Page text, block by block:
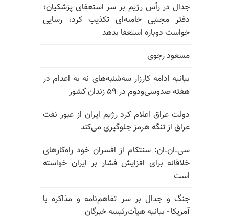
جدال در رأس رژیم بر سر استعفای پزشکیان؛
دفتر مجتبی خامنه‌ای تکذیب کرد، رسایی
خواست دوباره استعفا بدهد
مسعود رجوی
بیانیه ادامه کارزار سه‌شنبه‌های نه به اعدام در
هفته صدوسی‌و‌دوم در ۵۹ زندان کشور
دولت عراق اعلام کرد رژیم ایران از عبور نفت
عراق از تنگه هرمز جلوگیری می‌کند
سی.ان.ان: سنتکام از افسران خود راه‌کارهای
خلاقانه برای افزایش فشار بر ایران خواسته
است
جنگ و جدال بر سر تفاهم‌نامه و مذاکره با
آمریکا - بیانیه هیأت‌رئیسه خبرگان